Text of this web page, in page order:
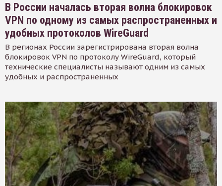
В России началась вторая волна блокировок
VPN по одному из самых распространенных и
удобных протоколов WireGuard
В регионах России зарегистрирована вторая волна
блокировок VPN по протоколу WireGuard, который
технические специалисты называют одним из самых
удобных и распространенных